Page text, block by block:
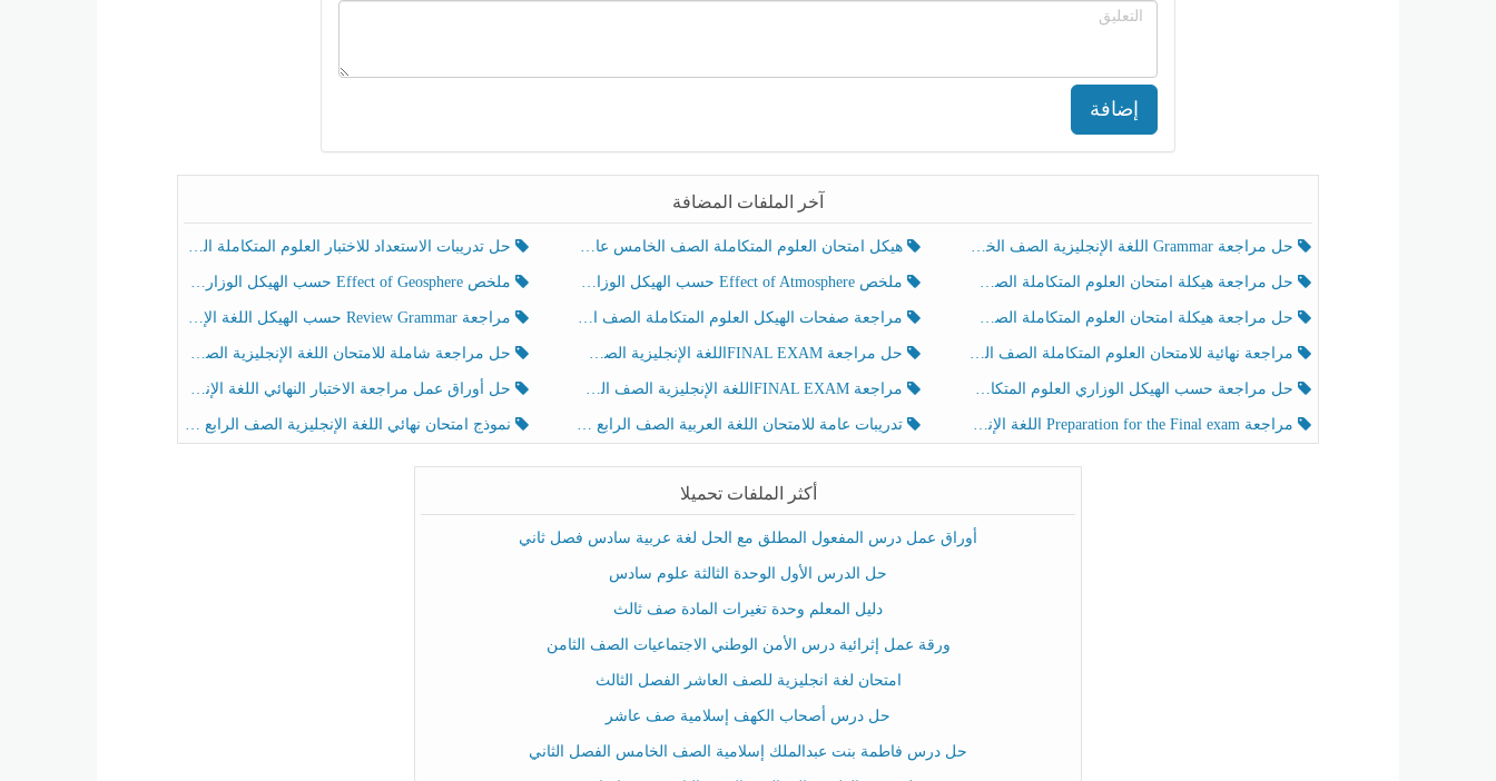
إضافة
آخر الملفات المضافة
حل مراجعة Grammar اللغة الإنجليزية الصف الخامس الفصل الثالث هيكل امتحان العلوم المتكاملة الصف الخامس عام الفصل الدراسي الثالث 2025-2026 حل تدريبات الاستعداد للاختبار العلوم المتكاملة الصف الخامس عام الفصل الثالث
حل مراجعة هيكلة امتحان العلوم المتكاملة الصف الخامس انسبير الفصل الثالث ملخص Effect of Atmosphere حسب الهيكل الوزاري العلوم المتكاملة الصف الخامس انسبير الفصل الثالث ملخص Effect of Geosphere حسب الهيكل الوزاري العلوم المتكاملة الصف الخامس انسبير الفصل الثالث
حل مراجعة هيكلة امتحان العلوم المتكاملة الصف الخامس عام الفصل الثالث مراجعة صفحات الهيكل العلوم المتكاملة الصف الخامس انسبير الفصل الثالث مراجعة Review Grammar حسب الهيكل اللغة الإنجليزية الصف الخامس الفصل الثالث
مراجعة نهائية للامتحان العلوم المتكاملة الصف الخامس انسبير الفصل الثالث حل مراجعة FINAL EXAMاللغة الإنجليزية الصف الخامس الفصل الثالث حل مراجعة شاملة للامتحان اللغة الإنجليزية الصف الخامس الفصل الثالث
حل مراجعة حسب الهيكل الوزاري العلوم المتكاملة الصف الخامس عام الفصل الثالث مراجعة FINAL EXAMاللغة الإنجليزية الصف الخامس الفصل الثالث حل أوراق عمل مراجعة الاختبار النهائي اللغة الإنجليزية الصف الرابع الفصل الثالث
مراجعة Preparation for the Final exam اللغة الإنجليزية الصف الرابع الفصل الثالث تدريبات عامة للامتحان اللغة العربية الصف الرابع الفصل الثالث نموذج امتحان نهائي اللغة الإنجليزية الصف الرابع الفصل الثالث
أكثر الملفات تحميلا
أوراق عمل درس المفعول المطلق مع الحل لغة عربية سادس فصل ثاني
حل الدرس الأول الوحدة الثالثة علوم سادس
دليل المعلم وحدة تغيرات المادة صف ثالث
ورقة عمل إثرائية درس الأمن الوطني الاجتماعيات الصف الثامن
امتحان لغة انجليزية للصف العاشر الفصل الثالث
حل درس أصحاب الكهف إسلامية صف عاشر
حل درس فاطمة بنت عبدالملك إسلامية الصف الخامس الفصل الثاني